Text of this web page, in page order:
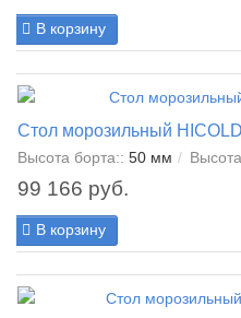
В корзину
Стол морозильный
Высота борта:: 50 мм
99 166 руб.
В корзину